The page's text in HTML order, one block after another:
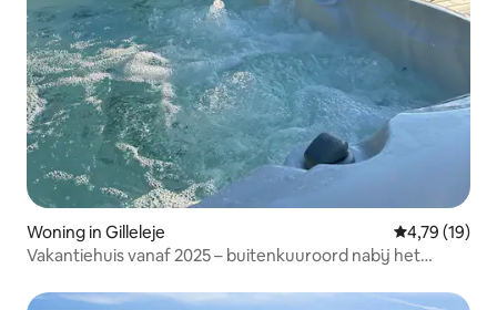
Woning in Gilleleje Gemiddelde
4,79 (19)
Vakantiehuis vanaf 2025 – buitenkuuroord nabij het